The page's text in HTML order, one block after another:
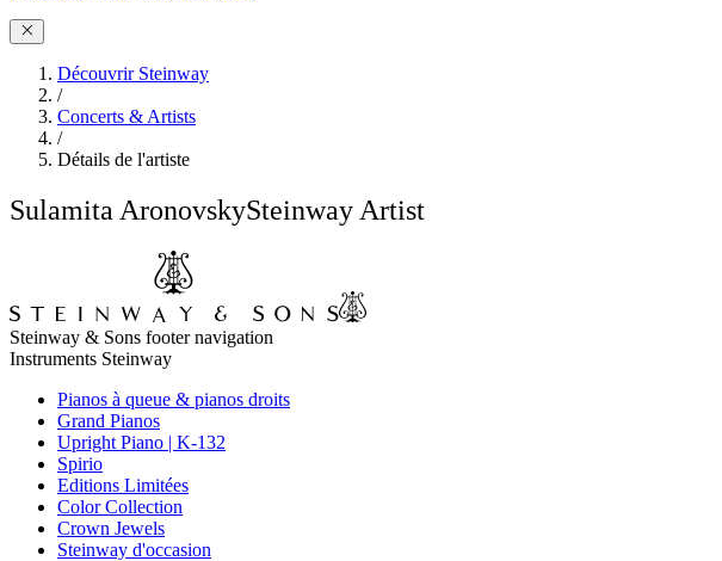
Découvrir Steinway
/
Concerts & Artists
/
Détails de l'artiste
Sulamita AronovskySteinway Artist
Steinway & Sons footer navigation
Instruments Steinway
Pianos à queue & pianos droits
Grand Pianos
Upright Piano | K-132
Spirio
Editions Limitées
Color Collection
Crown Jewels
Steinway d'occasion